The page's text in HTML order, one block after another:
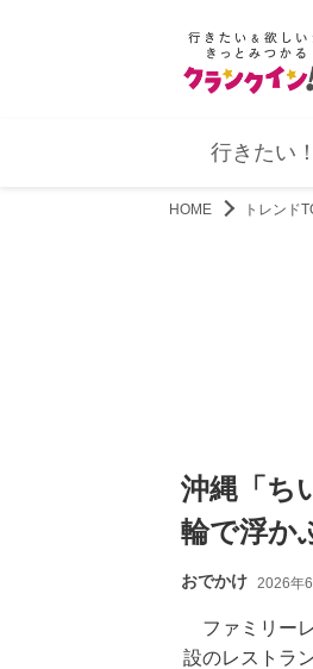
行きたい！
HOME トレンド
沖縄「ち
輪で浮か
おでかけ 2026年
ファミリー
設のレストラ